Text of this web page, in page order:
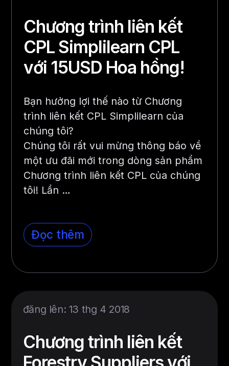
Chương trình liên kết
CPL Simplilearn CPL
với 15USD Hoa hồng!
Bạn hưởng lợi thế nào từ Chương
trình liên kết CPL Simplilearn của
chúng tôi?
Chúng tôi rất vui mừng thông báo về
một ưu đãi mới trong dòng sản phẩm
Chương trình liên kết CPL của chúng
tôi! Lần …
Đọc thêm
đăng lên: 13 thg 4 2018
Chương trình liên kết